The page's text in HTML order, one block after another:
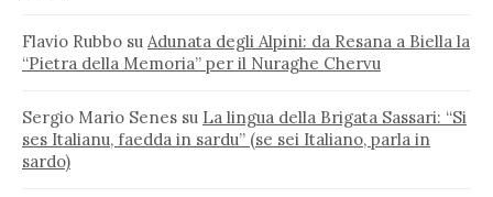
Flavio Rubbo su Adunata degli Alpini: da Resana a Biella la
“Pietra della Memoria” per il Nuraghe Chervu
Sergio Mario Senes su La lingua della Brigata Sassari: “Si
ses Italianu, faedda in sardu” (se sei Italiano, parla in
sardo)